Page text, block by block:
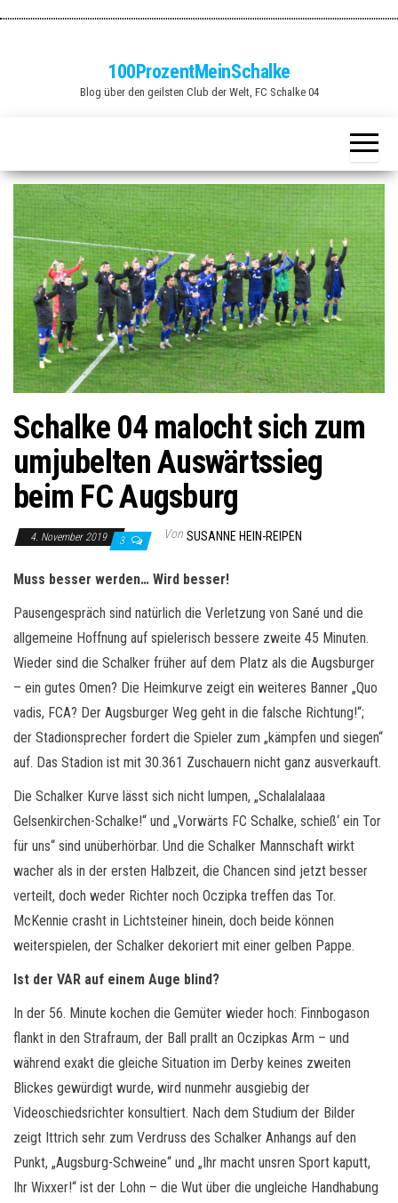
100ProzentMeinSchalke
Blog über den geilsten Club der Welt, FC Schalke 04
Schalke 04 malocht sich zum
umjubelten Auswärtssieg
beim FC Augsburg
4. November 2019 3 Von SUSANNE HEIN-REIPEN
Muss besser werden… Wird besser!
Pausengespräch sind natürlich die Verletzung von Sané und die
allgemeine Hoffnung auf spielerisch bessere zweite 45 Minuten.
Wieder sind die Schalker früher auf dem Platz als die Augsburger
– ein gutes Omen? Die Heimkurve zeigt ein weiteres Banner „Quo
vadis, FCA? Der Augsburger Weg geht in die falsche Richtung!“;
der Stadionsprecher fordert die Spieler zum „kämpfen und siegen“
auf. Das Stadion ist mit 30.361 Zuschauern nicht ganz ausverkauft.
Die Schalker Kurve lässt sich nicht lumpen, „Schalalalaaa
Gelsenkirchen-Schalke!“ und „Vorwärts FC Schalke, schieß‘ ein Tor
für uns“ sind unüberhörbar. Und die Schalker Mannschaft wirkt
wacher als in der ersten Halbzeit, die Chancen sind jetzt besser
verteilt, doch weder Richter noch Oczipka treffen das Tor.
McKennie crasht in Lichtsteiner hinein, doch beide können
weiterspielen, der Schalker dekoriert mit einer gelben Pappe.
Ist der VAR auf einem Auge blind?
In der 56. Minute kochen die Gemüter wieder hoch: Finnbogason
flankt in den Strafraum, der Ball prallt an Oczipkas Arm – und
während exakt die gleiche Situation im Derby keines zweiten
Blickes gewürdigt wurde, wird nunmehr ausgiebig der
Videoschiedsrichter konsultiert. Nach dem Studium der Bilder
zeigt Ittrich sehr zum Verdruss des Schalker Anhangs auf den
Punkt, „Augsburg-Schweine“ und „Ihr macht unsren Sport kaputt,
Ihr Wixxer!“ ist der Lohn – die Wut über die ungleiche Handhabung